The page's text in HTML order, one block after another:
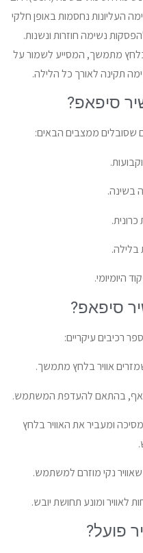
העליונות נחסמות באופן חלקי
נשימה חוזרות ונשנות.
מתמשך, המסייע לשמור על
תקינה לאורך כל הלילה.
סיפאפ?
שסובלים ממצבים הבאים:
בשינה.
בלילה.
היומיומי.
סיפאפ?
רכיבים עיקריים:
אוויר בלחץ מתמשך.
בהתאם להעדפת המשתמש.
ומעביר את האוויר בלחץ
שאוויר נקי מוזרם למשתמש.
לאוויר ומונע תחושת יובש.
פועל?